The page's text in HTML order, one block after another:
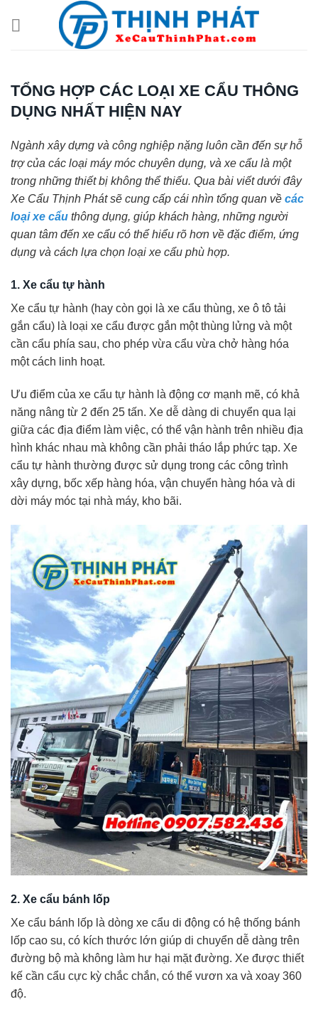
TỔNG HỢP CÁC LOẠI XE CẨU THÔNG
DỤNG NHẤT HIỆN NAY
Ngành xây dựng và công nghiệp nặng luôn cần đến sự hỗ
trợ của các loại máy móc chuyên dụng, và xe cẩu là một
trong những thiết bị không thể thiếu. Qua bài viết dưới đây
Xe Cẩu Thịnh Phát sẽ cung cấp cái nhìn tổng quan về các
loại xe cẩu thông dụng, giúp khách hàng, những người
quan tâm đến xe cẩu có thể hiểu rõ hơn về đặc điểm, ứng
dụng và cách lựa chọn loại xe cẩu phù hợp.
1. Xe cẩu tự hành
Xe cẩu tự hành (hay còn gọi là xe cẩu thùng, xe ô tô tải
gắn cẩu) là loại xe cẩu được gắn một thùng lửng và một
cần cẩu phía sau, cho phép vừa cẩu vừa chở hàng hóa
một cách linh hoạt.
Ưu điểm của xe cẩu tự hành là động cơ mạnh mẽ, có khả
năng nâng từ 2 đến 25 tấn. Xe dễ dàng di chuyển qua lại
giữa các địa điểm làm việc, có thể vận hành trên nhiều địa
hình khác nhau mà không cần phải tháo lắp phức tạp. Xe
cẩu tự hành thường được sử dụng trong các công trình
xây dựng, bốc xếp hàng hóa, vận chuyển hàng hóa và di
dời máy móc tại nhà máy, kho bãi.
2. Xe cẩu bánh lốp
Xe cẩu bánh lốp là dòng xe cẩu di động có hệ thống bánh
lốp cao su, có kích thước lớn giúp di chuyển dễ dàng trên
đường bộ mà không làm hư hại mặt đường. Xe được thiết
kế cần cẩu cực kỳ chắc chắn, có thể vươn xa và xoay 360
độ.